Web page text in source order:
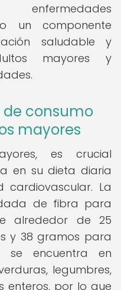
un componente
saludable y
mayores y
consumo
mayores
es crucial
en su dieta diaria
La
de fibra para
alrededor de 25
y 38 gramos para
se encuentra en
legumbres,
enteros, por lo que